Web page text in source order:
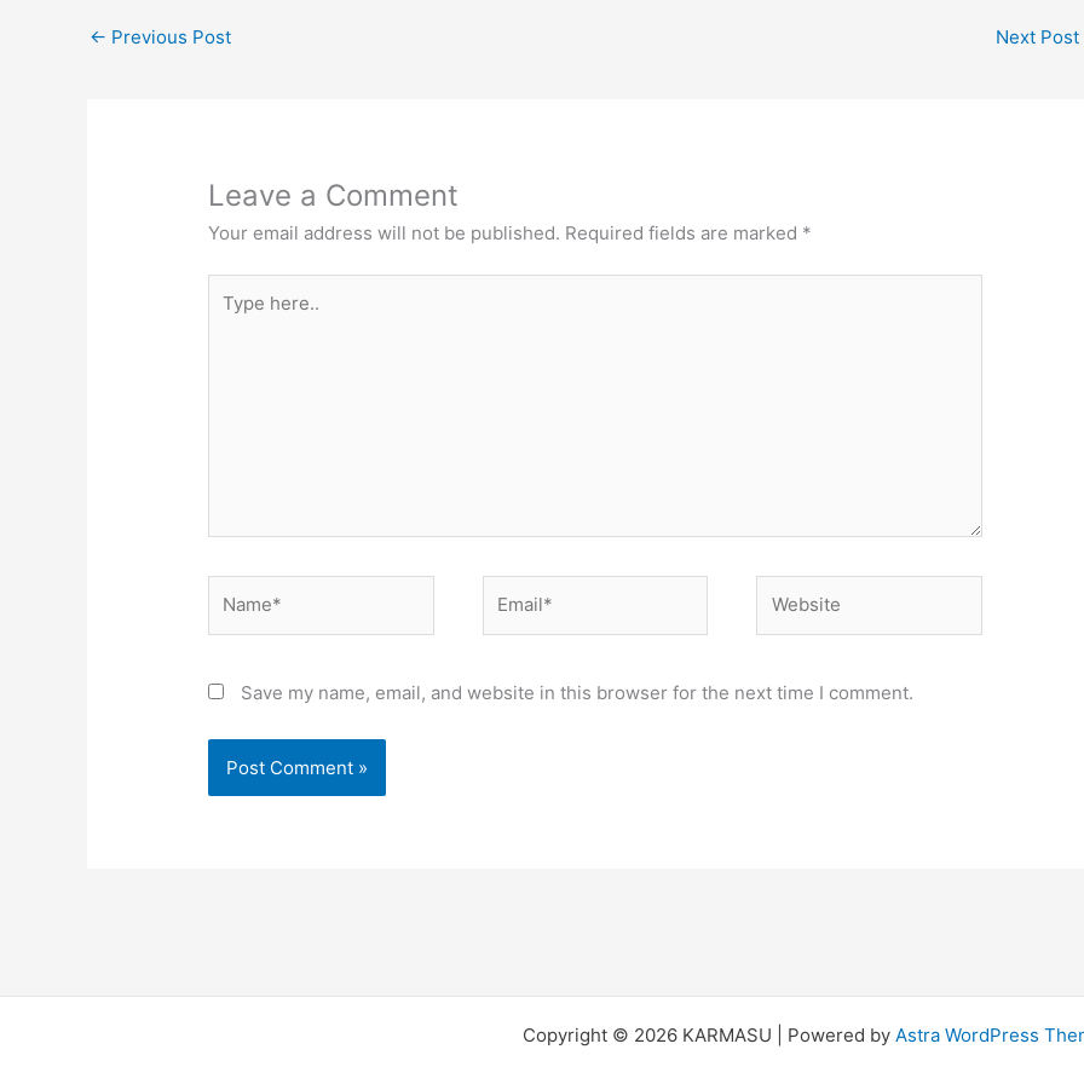
← Previous Post Next Post
Leave a Comment
Your email address will not be published. Required fields are marked *
here..
Save my name, email, and website in this browser for the next time I comment.
Copyright © 2026 KARMASU | Powered by Astra WordPress